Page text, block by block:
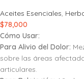
Aceites Esenciales,
$78,000
Cómo Usar:
Para Alivio del Dolor:
sobre las áreas
articulares.